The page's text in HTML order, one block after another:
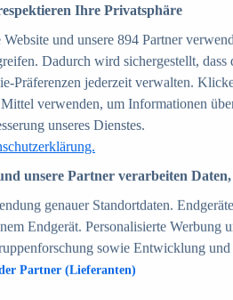
zu mehr als 39.000 Online-Shops
70+
Ihre Privatsphäre
Website und unsere 894 Partner
Dadurch wird sichergestellt,
Präferenzen jederzeit verwalten.
verwenden, um Informationen
unseres Dienstes.
unsere Partner verarbeiten
genauer Standortdaten.
Endgerät. Personalisierte Werbung
sowie Entwicklung
Partner (Lieferanten)